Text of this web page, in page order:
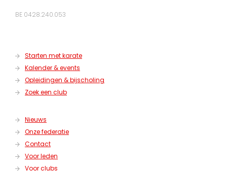
BE 0428.240.053
Starten met karate
Kalender & events
Opleidingen & bijscholing
Zoek een club
Nieuws
Onze federatie
Contact
Voor leden
Voor clubs